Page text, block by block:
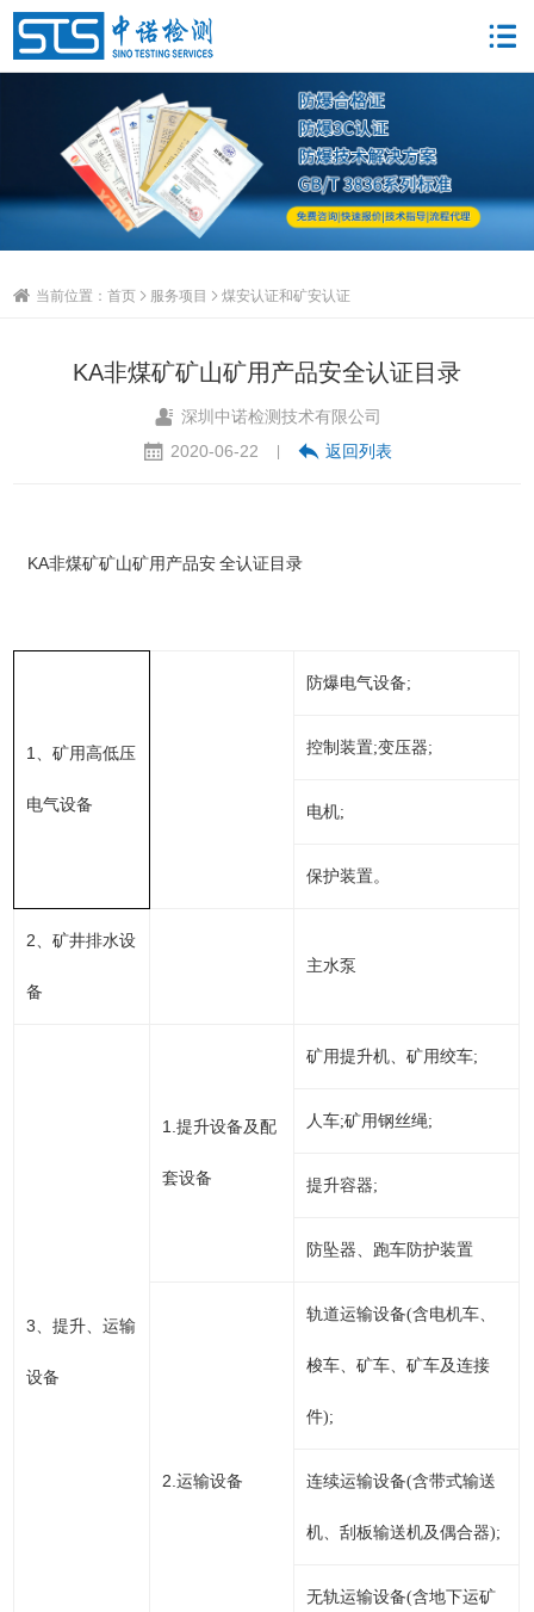
当前位置：首页 服务项目 煤安认证和矿安认证
KA非煤矿矿山矿用产品安全认证目录
深圳中诺检测技术有限公司
2020-06-22
| 返回列表
KA非煤矿矿山矿用产品安 全认证目录
1、矿用高低压
电气设备
防爆电气设备;
控制装置;变压器;
电机;
保护装置。
2、矿井排水设
备
主水泵
3、提升、运输
设备
1.提升设备及配
套设备
矿用提升机、矿用绞车;
人车;矿用钢丝绳;
提升容器;
防坠器、跑车防护装置
2.运输设备
轨道运输设备(含电机车、
梭车、矿车、矿车及连接
件);
连续运输设备(含带式输送
机、刮板输送机及偶合器);
无轨运输设备(含地下运矿